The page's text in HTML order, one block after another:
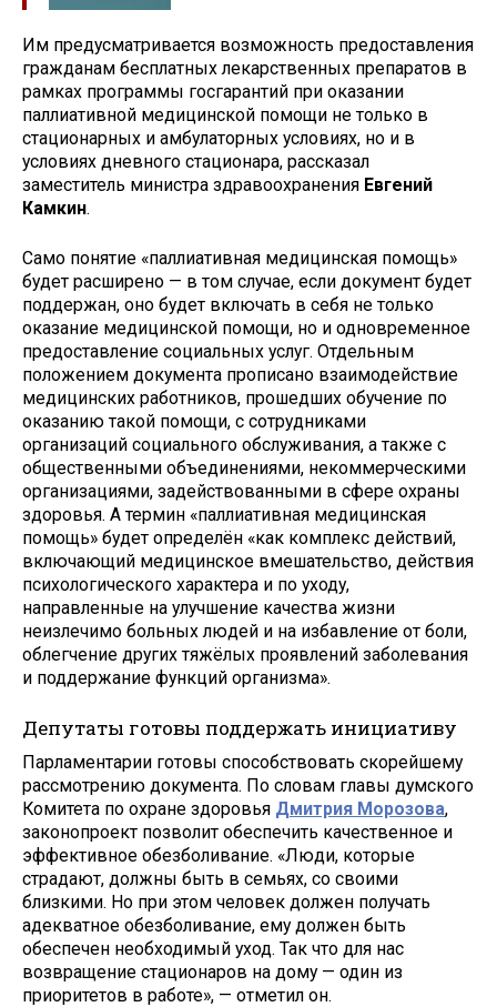
Им предусматривается возможность предоставления
гражданам бесплатных лекарственных препаратов в
рамках программы госгарантий при оказании
паллиативной медицинской помощи не только в
стационарных и амбулаторных условиях, но и в
условиях дневного стационара, рассказал
заместитель министра здравоохранения Евгений
Камкин.
Само понятие «паллиативная медицинская помощь»
будет расширено — в том случае, если документ будет
поддержан, оно будет включать в себя не только
оказание медицинской помощи, но и одновременное
предоставление социальных услуг. Отдельным
положением документа прописано взаимодействие
медицинских работников, прошедших обучение по
оказанию такой помощи, с сотрудниками
организаций социального обслуживания, а также с
общественными объединениями, некоммерческими
организациями, задействованными в сфере охраны
здоровья. А термин «паллиативная медицинская
помощь» будет определён «как комплекс действий,
включающий медицинское вмешательство, действия
психологического характера и по уходу,
направленные на улучшение качества жизни
неизлечимо больных людей и на избавление от боли,
облегчение других тяжёлых проявлений заболевания
и поддержание функций организма».
Депутаты готовы поддержать инициативу
Парламентарии готовы способствовать скорейшему
рассмотрению документа. По словам главы думского
Комитета по охране здоровья Дмитрия Морозова,
законопроект позволит обеспечить качественное и
эффективное обезболивание. «Люди, которые
страдают, должны быть в семьях, со своими
близкими. Но при этом человек должен получать
адекватное обезболивание, ему должен быть
обеспечен необходимый уход. Так что для нас
возвращение стационаров на дому — один из
приоритетов в работе», — отметил он.